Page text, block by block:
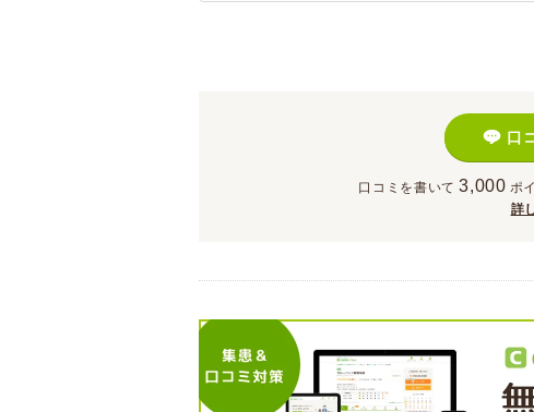
口
口コミを書いて 3,000 ポ
詳